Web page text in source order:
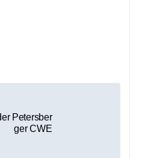
Petersber
ger CWE